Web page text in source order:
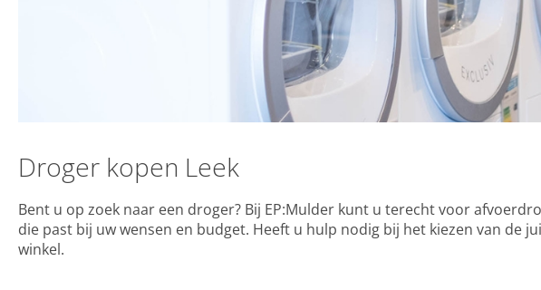
Droger kopen Leek
Bent u op zoek naar een droger? Bij EP:Mulder kunt u terecht voor
die past bij uw wensen en budget. Heeft u hulp nodig bij het kiezen van de
winkel.